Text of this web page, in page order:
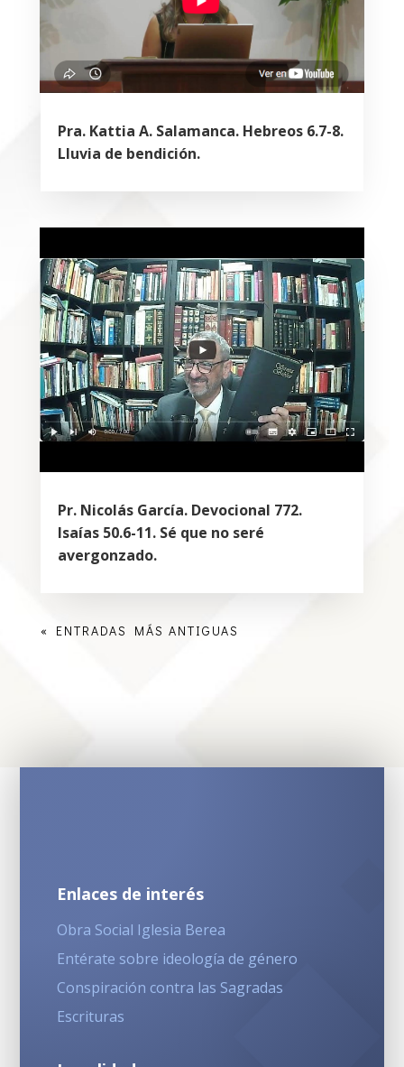
Pra. Kattia A. Salamanca. Hebreos 6.7-8.
Lluvia de bendición.
Pr. Nicolás García. Devocional 772.
Isaías 50.6-11. Sé que no seré
avergonzado.
« ENTRADAS MÁS ANTIGUAS
Enlaces de interés
Obra Social Iglesia Berea
Entérate sobre ideología de género
Conspiración contra las Sagradas
Escrituras